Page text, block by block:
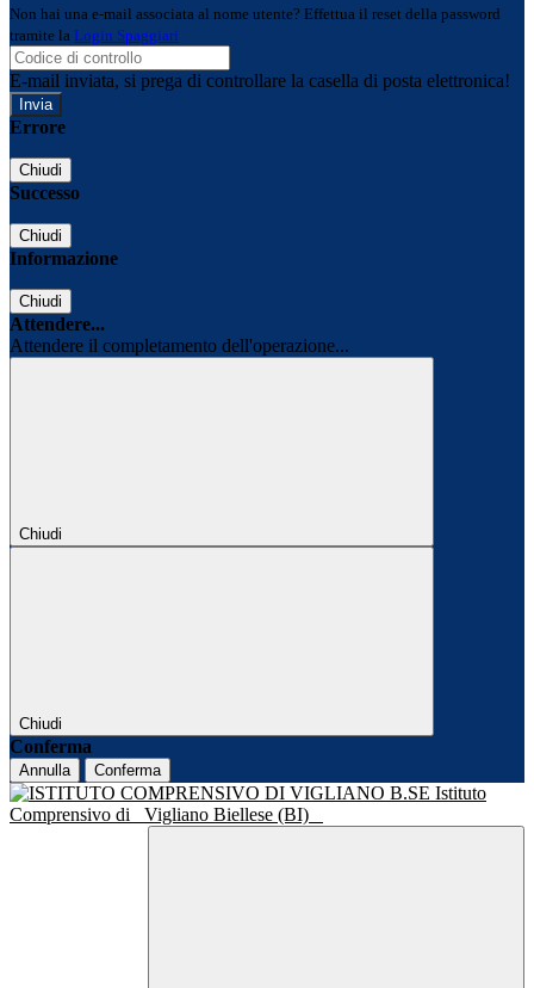
Non hai una e-mail associata al nome utente? Effettua il reset della password
tramite la Login Spaggiari
E-mail inviata, si prega di controllare la casella di posta elettronica!
Errore
Chiudi
Successo
Chiudi
Informazione
Chiudi
Attendere...
Attendere il completamento dell'operazione...
Chiudi
Chiudi
Conferma
Annulla Conferma
Istituto
Comprensivo di
Vigliano Biellese (BI)